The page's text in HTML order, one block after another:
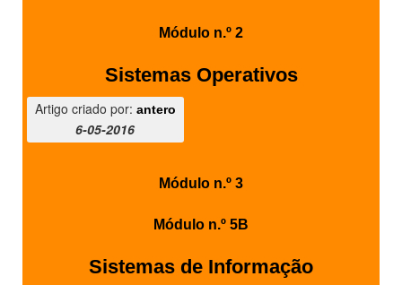
Módulo n.º 2
Sistemas Operativos
Artigo criado por: antero
6-05-2016
Módulo n.º 3
Módulo n.º 5B
Sistemas de Informação